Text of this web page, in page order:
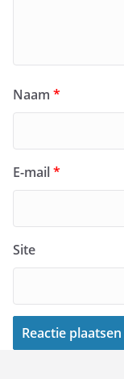
Naam *
E-mail*
Site